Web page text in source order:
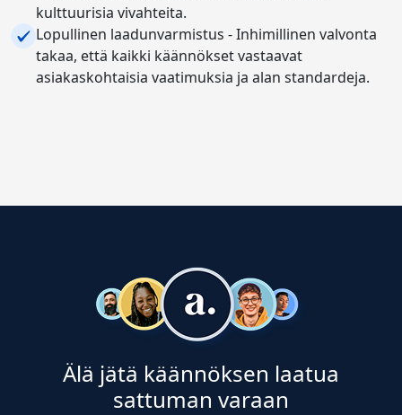
kulttuurisia vivahteita.
Lopullinen laadunvarmistus - Inhimillinen valvonta
takaa, että kaikki käännökset vastaavat
asiakaskohtaisia vaatimuksia ja alan standardeja.
Älä jätä käännöksen laatua
sattuman varaan